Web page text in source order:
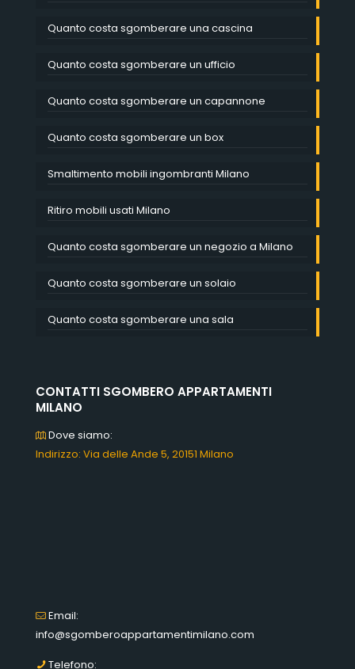
Quanto costa sgomberare una cascina
Quanto costa sgomberare un ufficio
Quanto costa sgomberare un capannone
Quanto costa sgomberare un box
Smaltimento mobili ingombranti Milano
Ritiro mobili usati Milano
Quanto costa sgomberare un negozio a Milano
Quanto costa sgomberare un solaio
Quanto costa sgomberare una sala
CONTATTI SGOMBERO APPARTAMENTI
MILANO
Dove siamo:
Indirizzo: Via delle Ande 5, 20151 Milano
Email:
info@sgomberoappartamentimilano.com
Telefono: